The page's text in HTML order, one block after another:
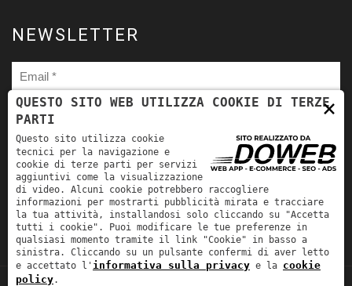
NEWSLETTER
dei miei dati personali per le finalità ivi indicate. *
×
QUESTO SITO WEB UTILIZZA COOKIE DI TERZE
PARTI
Questo sito utilizza cookie
tecnici per la navigazione e
cookie di terze parti per servizi
aggiuntivi come la visualizzazione
di video. Alcuni cookie potrebbero raccogliere
informazioni per mostrarti pubblicità mirata e tracciare
la tua attività, installandosi solo cliccando su "Accetta
tutti i cookie". Puoi modificare le tue preferenze in
qualsiasi momento tramite il link "Cookie" in basso a
sinistra. Cliccando su un pulsante confermi di aver letto
e accettato l' informativa sulla privacy e la cookie
policy.